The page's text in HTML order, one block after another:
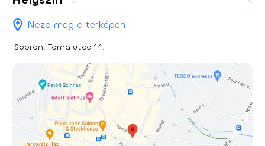
stílusban.
Nézd meg a térképen
Sopron, Torna utca 14.